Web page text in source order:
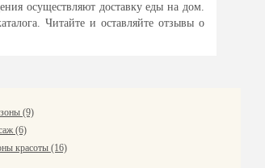
осуществляют доставку еды на дом.
Читайте и оставляйте отзывы о
(9)
(6)
красоты (16)